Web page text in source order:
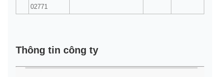
02771
Thông tin công ty